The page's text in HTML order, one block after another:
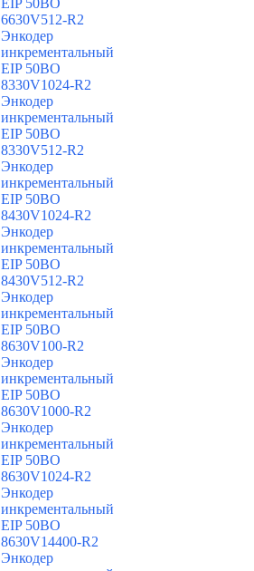
EIP 50BO
6630V512-R2
Энкодер
инкрементальный
EIP 50BO
8330V1024-R2
Энкодер
инкрементальный
EIP 50BO
8330V512-R2
Энкодер
инкрементальный
EIP 50BO
8430V1024-R2
Энкодер
инкрементальный
EIP 50BO
8430V512-R2
Энкодер
инкрементальный
EIP 50BO
8630V100-R2
Энкодер
инкрементальный
EIP 50BO
8630V1000-R2
Энкодер
инкрементальный
EIP 50BO
8630V1024-R2
Энкодер
инкрементальный
EIP 50BO
8630V14400-R2
Энкодер